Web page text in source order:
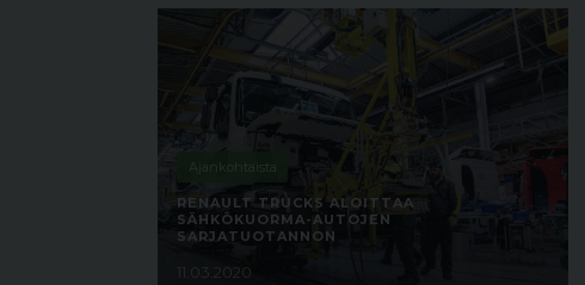
Ajankohtaista
RENAULT TRUCKS ALOITTAA
SÄHKÖKUORMA-AUTOJEN
SARJATUOTANNON
11.03.2020